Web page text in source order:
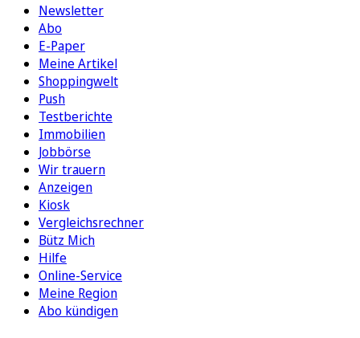
Newsletter
Abo
E-Paper
Meine Artikel
Shoppingwelt
Push
Testberichte
Immobilien
Jobbörse
Wir trauern
Anzeigen
Kiosk
Vergleichsrechner
Bütz Mich
Hilfe
Online-Service
Meine Region
Abo kündigen